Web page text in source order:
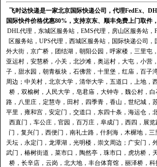
飞时达快递是一家北京国际快递公司，代理FedEx、
国际快件价格优惠80%，支持京东、顺丰免费上门取件
DHL代理 ， 东城区服务站 ， EMS代理 ， 房山区服务站 ，
区服务站， UPS代理 ， 西城区服务站， 国际快递公司
外大街，京广桥，团结湖，朝阳公园，呼家楼，三里屯
亚运村，安慧桥，小关，北沙滩，奥运村，大屯，小
子，甜水园，朝青板块，石佛营，十里堡，红庙，百子
周边；中关村，北京大学，清华大学，五道口，上地
桥，双榆树，人民大学，皂君庙，大钟寺，魏公村，
路，八里庄，定慧寺，田村，四季青，香山，世纪城，
平里，雍和宫，安定门，交道口，东四十条，海运仓，
西直门，车公庄，官园，百万庄，阜成门，西四，展
门，复兴门，西便门，南礼士路，什刹海，木樨地，
天坛，永定门，龙潭湖，光明楼，崇文周边；广安门
武门，椿树街道，菜市口，陶然亭，珠市口，虎坊桥，
桥，长辛店，云岗，北大地，丰台体育馆，丽泽桥，